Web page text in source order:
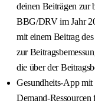
deinen Beiträgen zur
BBG/DRV im Jahr
mit einem Beitrag
zur
die über der
Gesundheits-App
Demand-